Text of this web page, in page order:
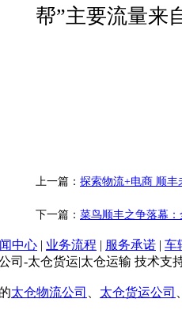
帮”主要流量来
上一篇： 探索物流+电商 顺
下一篇： 菜鸟顺丰之争落幕
中心 | 业务流程 | 服务承诺 | 车
司-太仓货运|太仓运输 技术支
太仓物流公司 太仓货运公司